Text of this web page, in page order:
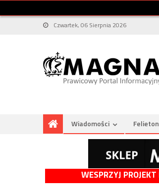
Czwartek, 06 Sierpnia 2026
Wiadomości
WESPRZYJ